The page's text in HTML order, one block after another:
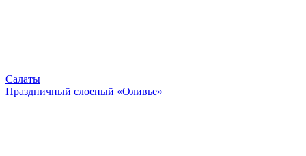
Салаты
Праздничный слоеный «Оливье»